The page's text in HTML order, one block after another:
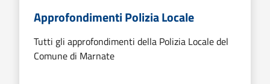
Approfondimenti Polizia Locale
Tutti gli approfondimenti della Polizia Locale del
Comune di Marnate